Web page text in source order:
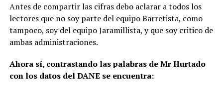
Antes de compartir las cifras debo aclarar a todos los
lectores que no soy parte del equipo Barretista, como
tampoco, soy del equipo Jaramillista, y que soy critico de
ambas administraciones.
Ahora sí, contrastando las palabras de Mr Hurtado
con los datos del DANE se encuentra: